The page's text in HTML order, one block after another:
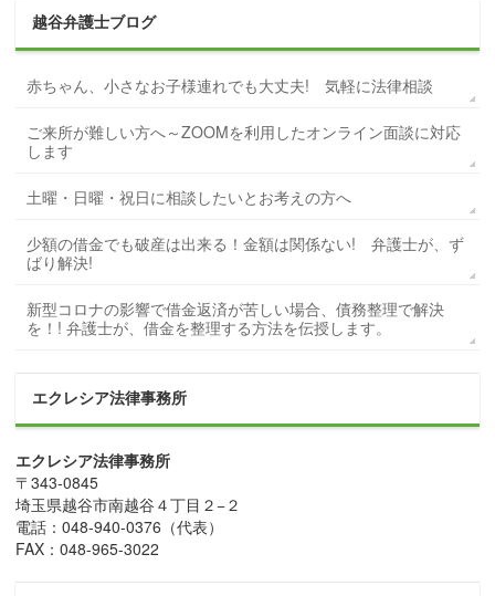
越谷弁護士ブログ
赤ちゃん、小さなお子様連れでも大丈夫! 気軽に法律相談
ご来所が難しい方へ～ZOOMを利用したオンライン面談に対応
します
土曜・日曜・祝日に相談したいとお考えの方へ
少額の借金でも破産は出来る！金額は関係ない! 弁護士が、ず
ばり解決!
新型コロナの影響で借金返済が苦しい場合、債務整理で解決
を！! 弁護士が、借金を整理する方法を伝授します。
エクレシア法律事務所
エクレシア法律事務所
〒343-0845
埼玉県越谷市南越谷４丁目２−２
電話：048-940-0376 （代表）
FAX：048-965-3022